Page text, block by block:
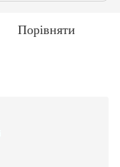
Порівняти